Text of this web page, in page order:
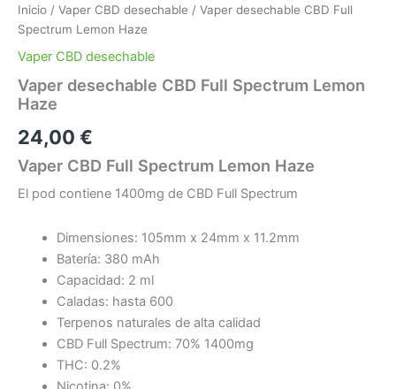
Inicio / Vaper CBD desechable / Vaper desechable CBD Full
Spectrum Lemon Haze
Vaper CBD desechable
Vaper desechable CBD Full Spectrum Lemon
Haze
24,00 €
Vaper CBD Full Spectrum Lemon Haze
El pod contiene 1400mg de CBD Full Spectrum
Dimensiones: 105mm x 24mm x 11.2mm
Batería: 380 mAh
Capacidad: 2 ml
Caladas: hasta 600
Terpenos naturales de alta calidad
CBD Full Spectrum: 70% 1400mg
THC: 0.2%